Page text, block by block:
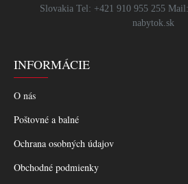
Slovakia Tel: +421 910 955 255
nabytok.sk
INFORMÁCIE
O nás
Poštovné a balné
Ochrana osobných údajov
Obchodné podmienky